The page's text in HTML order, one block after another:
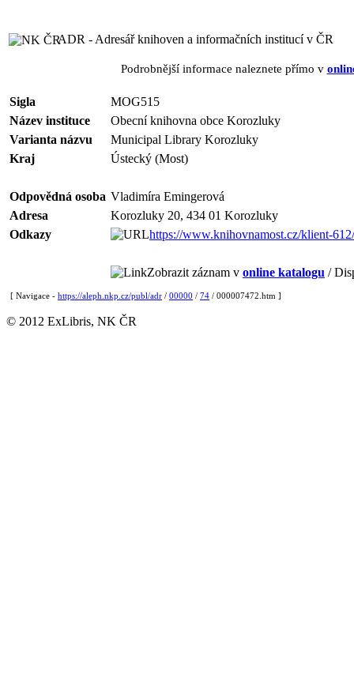
ADR - Adresář knihoven a informačních institucí v ČR
Podrobnější informace naleznete přímo v
Sigla
MOG515
Název instituce
Obecní knihovna obce Korozluky
Varianta názvu
Municipal Library Korozluky
Kraj
Ústecký (Most)
Odpovědná osoba Vladimíra Emingerová
Adresa
Korozluky 20, 434 01 Korozluky
Odkazy
https://www.knihovnamost.cz/klient-
Zobrazit záznam v online katalogu /
[ Navigace - https://aleph.nkp.cz/publ/adr / 00000 / 74 / 000007472.htm ]
© 2012 ExLibris, NK ČR